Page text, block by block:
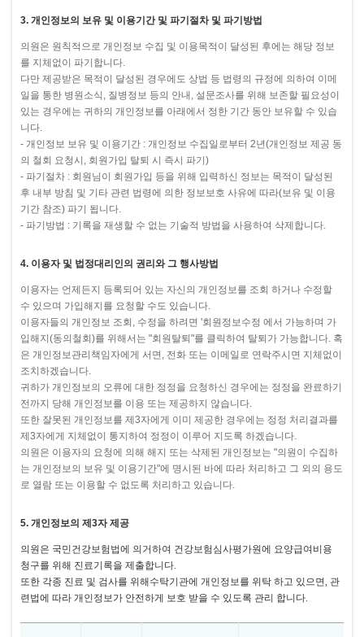
3. 개인정보의 보유 및 이용기간 및 파기절차 및 파기방법
의원은 원칙적으로 개인정보 수집 및 이용목적이 달성된 후에는 해당 정보
를 지체없이 파기합니다.
다만 제공받은 목적이 달성된 경우에도 상법 등 법령의 규정에 의하여 이메
일을 통한 병원소식, 질병정보 등의 안내, 설문조사를 위해 보존할 필요성이
있는 경우에는 귀하의 개인정보를 아래에서 정한 기간 동안 보유할 수 있습
니다.
- 개인정보 보유 및 이용기간 : 개인정보 수집일로부터 2년(개인정보 제공 동
의 철회 요청시, 회원가입 탈퇴 시 즉시 파기)
- 파기절차 : 회원님이 회원가입 등을 위해 입력하신 정보는 목적이 달성된
후 내부 방침 및 기타 관련 법령에 의한 정보보호 사유에 따라(보유 및 이용
기간 참조) 파기 됩니다.
- 파기방법 : 기록을 재생할 수 없는 기술적 방법을 사용하여 삭제합니다.
4. 이용자 및 법정대리인의 권리와 그 행사방법
이용자는 언제든지 등록되어 있는 자신의 개인정보를 조회 하거나 수정할
수 있으며 가입해지를 요청할 수도 있습니다.
이용자들의 개인정보 조회, 수정을 하려면 '회원정보수정 에서 가능하며 가
입해지(동의철회)를 위해서는 "회원탈퇴"를 클릭하여 탈퇴가 가능합니다. 혹
은 개인정보관리책임자에게 서면, 전화 또는 이메일로 연락주시면 지체없이
조치하겠습니다.
귀하가 개인정보의 오류에 대한 정정을 요청하신 경우에는 정정을 완료하기
전까지 당해 개인정보를 이용 또는 제공하지 않습니다.
또한 잘못된 개인정보를 제3자에게 이미 제공한 경우에는 정정 처리결과를
제3자에게 지체없이 통지하여 정정이 이루어 지도록 하겠습니다.
의원은 이용자의 요청에 의해 해지 또는 삭제된 개인정보는 "의원이 수집하
는 개인정보의 보유 및 이용기간"에 명시된 바에 따라 처리하고 그 외의 용도
로 열람 또는 이용할 수 없도록 처리하고 있습니다.
5. 개인정보의 제3자 제공
의원은 국민건강보험법에 의거하여 건강보험심사평가원에 요양급여비용
청구를 위해 진료기록을 제출합니다.
또한 각종 진료 및 검사를 위해수탁기관에 개인정보를 위탁 하고 있으면, 관
련법에 따라 개인정보가 안전하게 보호 받을 수 있도록 관리 합니다.